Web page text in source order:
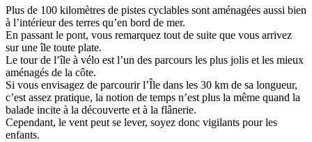
Plus de 100 kilomètres de pistes cyclables sont aménagées aussi bien
à l’intérieur des terres qu’en bord de mer.
En passant le pont, vous remarquez tout de suite que vous arrivez
sur une île toute plate.
Le tour de l’île à vélo est l’un des parcours les plus jolis et les mieux
aménagés de la côte.
Si vous envisagez de parcourir l’Île dans les 30 km de sa longueur,
c’est assez pratique, la notion de temps n’est plus la même quand la
balade incite à la découverte et à la flânerie.
Cependant, le vent peut se lever, soyez donc vigilants pour les
enfants.